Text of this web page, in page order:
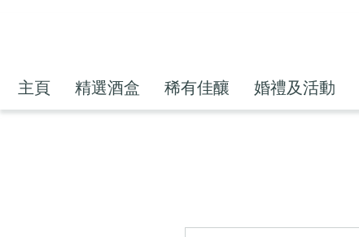
主頁 精選酒盒 稀有佳釀 婚禮及活動